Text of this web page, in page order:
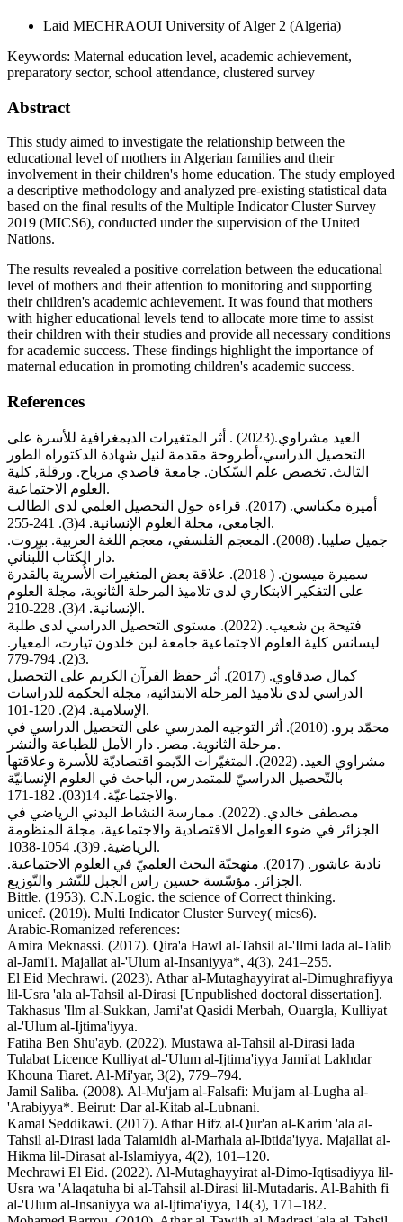
Laid MECHRAOUI University of Alger 2 (Algeria)
Keywords: Maternal education level, academic achievement,
preparatory sector, school attendance, clustered survey
Abstract
This study aimed to investigate the relationship between the
educational level of mothers in Algerian families and their
involvement in their children's home education. The study employed
a descriptive methodology and analyzed pre-existing statistical data
based on the final results of the Multiple Indicator Cluster Survey
2019 (MICS6), conducted under the supervision of the United
Nations.
The results revealed a positive correlation between the educational
level of mothers and their attention to monitoring and supporting
their children's academic achievement. It was found that mothers
with higher educational levels tend to allocate more time to assist
their children with their studies and provide all necessary conditions
for academic success. These findings highlight the importance of
maternal education in promoting children's academic success.
References
العيد مشراوي.(2023) . أثر المتغيرات الديمغرافية للأسرة على
التحصيل الدراسي،أطروحة مقدمة لنيل شهادة الدكتوراه الطور
الثالث. تخصص علم السّكان. جامعة قاصدي مرباح. ورقلة, كلية
العلوم الاجتماعية.
أميرة مكناسي. (2017). قراءة حول التحصيل العلمي لدى الطالب
الجامعي، مجلة العلوم الإنسانية. 4(3). 241-255.
جميل صليبا. (2008). المعجم الفلسفي، معجم اللغة العربية. بيروت.
دار الكتاب اللّبناني.
سميرة ميسون. ( 2018). علاقة بعض المتغيرات الأُسرية بالقدرة
على التفكير الابتكاري لدى تلاميذ المرحلة الثانوية، مجلة العلوم
الإنسانية. 4(3). 228-210.
فتيحة بن شعيب. (2022). مستوى التحصيل الدراسي لدى طلبة
ليسانس كلية العلوم الاجتماعية جامعة لبن خلدون تيارت، المعيار.
3(2). 794-779.
كمال صدقاوي. (2017). أثر حفظ القرآن الكريم على التحصيل
الدراسي لدى تلاميذ المرحلة الابتدائية، مجلة الحكمة للدراسات
الإسلامية. 4(2). 120-101.
محمّد برو. (2010). أثر التوجيه المدرسي على التحصيل الدراسي في
مرحلة الثانوية. مصر. دار الأمل للطباعة والنشر.
مشراوي العيد. (2022). المتغيّرات الدّيمو اقتصاديّة للأسرة وعلاقتها
بالتّحصيل الدراسيّ للمتمدرس، الباحث في العلوم الإنسانيّة
والاجتماعيّة. 14(03). 182-171.
مصطفى خالدي. (2022). ممارسة النشاط البدني الرياضي في
الجزائر في ضوء العوامل الاقتصادية والاجتماعية، مجلة المنظومة
الرياضية. 9(3). 1054-1038.
نادية عاشور. (2017). منهجيّة البحث العلميّ في العلوم الاجتماعية.
الجزائر. مؤسّسة حسين راس الجبل للنّشر والتّوزيع.
Bittle. (1953). C.N.Logic. the science of Correct thinking.
unicef. (2019). Multi Indicator Cluster Survey( mics6).
Arabic-Romanized references:
Amira Meknassi. (2017). Qira'a Hawl al-Tahsil al-'Ilmi lada al-Talib
al-Jami'i. Majallat al-'Ulum al-Insaniyya*, 4(3), 241–255.
El Eid Mechrawi. (2023). Athar al-Mutaghayyirat al-Dimughrafiyya
lil-Usra 'ala al-Tahsil al-Dirasi [Unpublished doctoral dissertation].
Takhasus 'Ilm al-Sukkan, Jami'at Qasidi Merbah, Ouargla, Kulliyat
al-'Ulum al-Ijtima'iyya.
Fatiha Ben Shu'ayb. (2022). Mustawa al-Tahsil al-Dirasi lada
Tulabat Licence Kulliyat al-'Ulum al-Ijtima'iyya Jami'at Lakhdar
Khouna Tiaret. Al-Mi'yar, 3(2), 779–794.
Jamil Saliba. (2008). Al-Mu'jam al-Falsafi: Mu'jam al-Lugha al-
'Arabiyya*. Beirut: Dar al-Kitab al-Lubnani.
Kamal Seddikawi. (2017). Athar Hifz al-Qur'an al-Karim 'ala al-
Tahsil al-Dirasi lada Talamidh al-Marhala al-Ibtida'iyya. Majallat al-
Hikma lil-Dirasat al-Islamiyya, 4(2), 101–120.
Mechrawi El Eid. (2022). Al-Mutaghayyirat al-Dimo-Iqtisadiyya lil-
Usra wa 'Alaqatuha bi al-Tahsil al-Dirasi lil-Mutadaris. Al-Bahith fi
al-'Ulum al-Insaniyya wa al-Ijtima'iyya, 14(3), 171–182.